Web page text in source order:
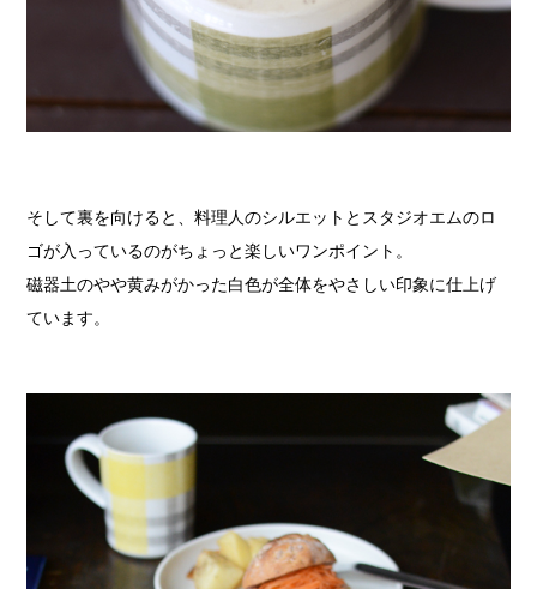
そして裏を向けると、料理人のシルエットとスタジオエムのロ
ゴが入っているのがちょっと楽しいワンポイント。
磁器土のやや黄みがかった白色が全体をやさしい印象に仕上げ
ています。